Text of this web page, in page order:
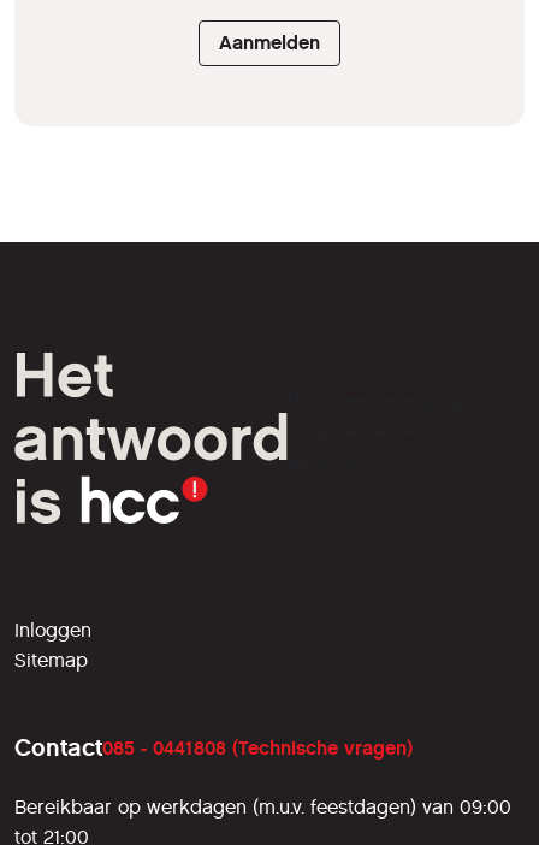
Aanmelden
liefhebbers.
Inloggen
Sitemap
Contact085 - 0441808 (Technische vragen)
Bereikbaar op werkdagen (m.u.v. feestdagen) van 09:00
tot 21:00